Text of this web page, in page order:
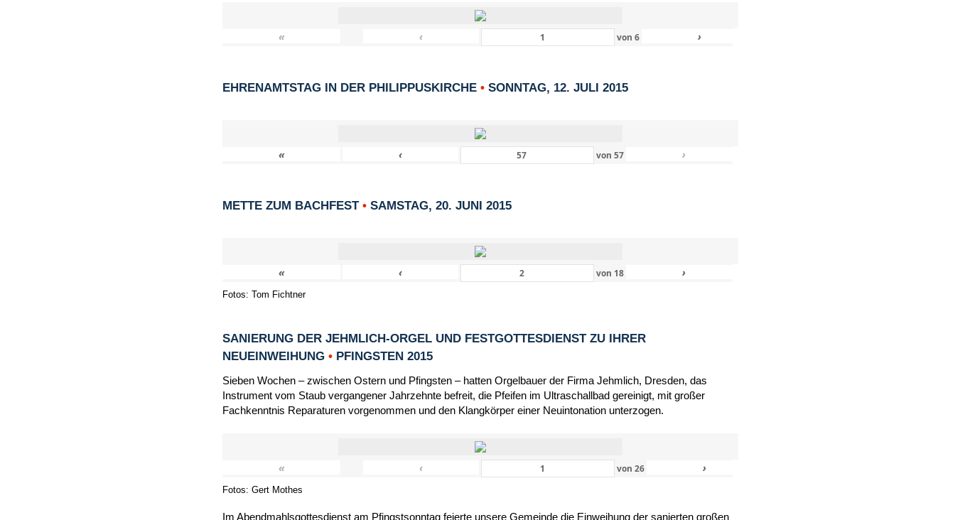
« ‹ von 6 ›
EHRENAMTSTAG IN DER PHILIPPUSKIRCHE • SONNTAG, 12. JULI 2015
« ‹ von 57 ›
METTE ZUM BACHFEST • SAMSTAG, 20. JUNI 2015
« ‹ von 18 ›
Fotos: Tom Fichtner
SANIERUNG DER JEHMLICH-ORGEL UND FESTGOTTESDIENST ZU IHRER
NEUEINWEIHUNG • PFINGSTEN 2015
Sieben Wochen – zwischen Ostern und Pfingsten – hatten Orgelbauer der Firma Jehmlich, Dresden, das
Instrument vom Staub vergangener Jahrzehnte befreit, die Pfeifen im Ultraschallbad gereinigt, mit großer
Fachkenntnis Reparaturen vorgenommen und den Klangkörper einer Neuintonation unterzogen.
« ‹ von 26 ›
Fotos: Gert Mothes
Im Abendmahlsgottesdienst am Pfingstsonntag feierte unsere Gemeinde die Einweihung der sanierten großen